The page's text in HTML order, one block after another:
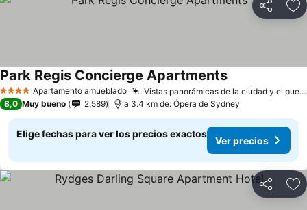
Compartir
4 EstrellasApartamento amueblado Vistas panorámicas de la ciudad y el puerto
Park Regis Concierge ApartmentsVer precios
8,0 Muy bueno 2.589 a 3.4 km de: Ópera de Sydney
Elige fechas para ver los precios exactos
Ver precios
Compartir